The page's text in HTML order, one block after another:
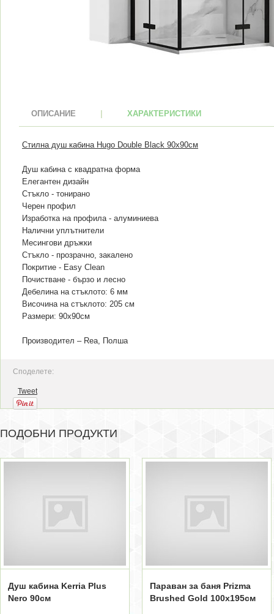
ОПИСАНИЕ ХАРАКТЕРИСТИКИ
Стилна душ кабина Hugo Double Black 90x90см
Душ кабина с квадратна форма
Елегантен дизайн
Стъкло - тонирано
Черен профил
Изработка на профила - алуминиева
Налични уплътнители
Месингови дръжки
Стъкло - прозрачно, закалено
Покритие - Easy Clean
Почистване - бързо и лесно
Дебелина на стъклото: 6 мм
Височина на стъклото: 205 см
Размери: 90x90см
Производител – Rea, Полша
Споделете:
Tweet
ПОДОБНИ ПРОДУКТИ
Душ кабина Kerria Plus
Nero 90см
Параван за баня Prizma
Brushed Gold 100x195см